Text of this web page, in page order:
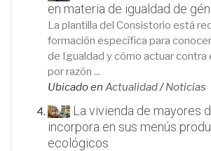
en materia de igualdad de
La plantilla del Consistorio está
formación específica para
de Igualdad y cómo actuar contra
por razón ...
Ubicado en Actualidad/Noticias
La vivienda de mayores
incorpora en sus menús
ecológicos